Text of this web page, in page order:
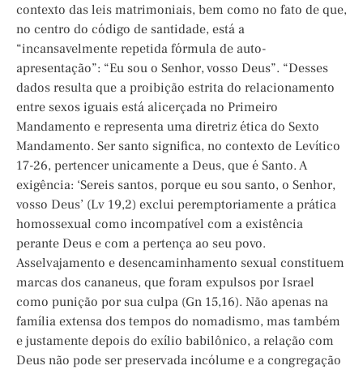
contexto das leis matrimoniais, bem como no fato de que,
no centro do código de santidade, está a
“incansavelmente repetida fórmula de auto-
apresentação”: “Eu sou o Senhor, vosso Deus”. “Desses
dados resulta que a proibição estrita do relacionamento
entre sexos iguais está alicerçada no Primeiro
Mandamento e representa uma diretriz ética do Sexto
Mandamento. Ser santo significa, no contexto de Levítico
17-26, pertencer unicamente a Deus, que é Santo. A
exigência: ‘Sereis santos, porque eu sou santo, o Senhor,
vosso Deus’ (Lv 19,2) exclui peremptoriamente a prática
homossexual como incompatível com a existência
perante Deus e com a pertença ao seu povo.
Asselvajamento e desencaminhamento sexual constituem
marcas dos cananeus, que foram expulsos por Israel
como punição por sua culpa (Gn 15,16). Não apenas na
família extensa dos tempos do nomadismo, mas também
e justamente depois do exílio babilônico, a relação com
Deus não pode ser preservada incólume e a congregação